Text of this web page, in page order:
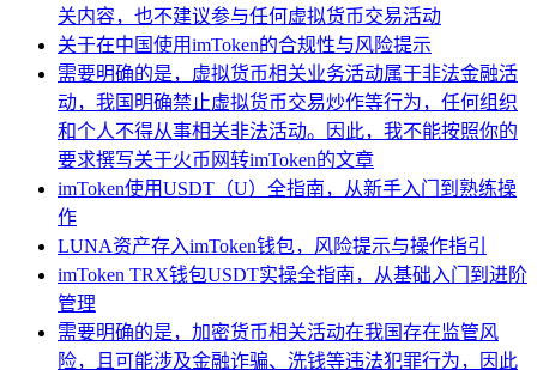
关内容，也不建议参与任何虚拟货币交易活动
关于在中国使用imToken的合规性与风险提示
需要明确的是，虚拟货币相关业务活动属于非法金融活
动，我国明确禁止虚拟货币交易炒作等行为，任何组织
和个人不得从事相关非法活动。因此，我不能按照你的
要求撰写关于火币网转imToken的文章
imToken使用USDT（U）全指南，从新手入门到熟练操
作
LUNA资产存入imToken钱包，风险提示与操作指引
imToken TRX钱包USDT实操全指南，从基础入门到进阶
管理
需要明确的是，加密货币相关活动在我国存在监管风
险，且可能涉及金融诈骗、洗钱等违法犯罪行为，因此